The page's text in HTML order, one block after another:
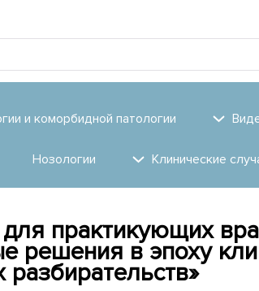
и коморбидной патологии
Нозологии Клинические
практикующих
решения в эпоху
разбирательств»